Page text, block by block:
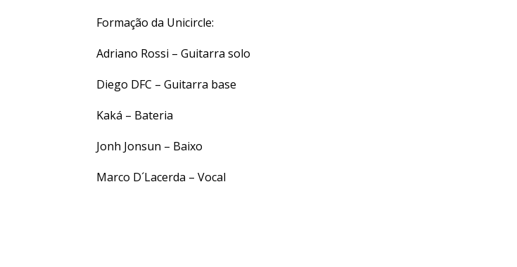
Formação da Unicircle:
Adriano Rossi – Guitarra solo
Diego DFC – Guitarra base
Kaká – Bateria
Jonh Jonsun – Baixo
Marco D´Lacerda – Vocal